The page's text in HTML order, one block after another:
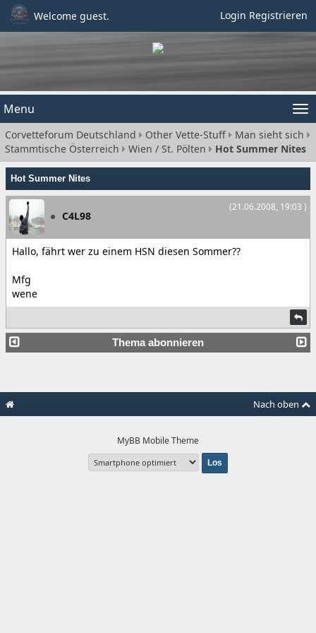
Welcome guest. Login Registrieren
Menu
Corvetteforum Deutschland Other Vette-Stuff
Man sieht sich
Stammtische Österreich
Wien / St. Pölten Hot Summer Nites
Hot Summer Nites
(21.06.2008, 19:03 )
C4L98
Hallo, fährt wer zu einem HSN diesen Sommer??
Mfg
wene
Thema abonnieren
Nach oben
MyBB Mobile Theme